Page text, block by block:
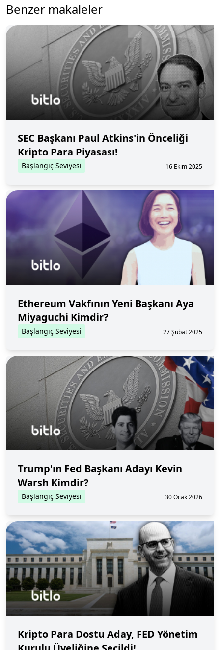
Benzer makaleler
SEC Başkanı Paul Atkins'in Önceliği
Kripto Para Piyasası!
Başlangıç Seviyesi 16 Ekim 2025
Ethereum Vakfının Yeni Başkanı Aya
Miyaguchi Kimdir?
Başlangıç Seviyesi 27 Şubat 2025
Trump'ın Fed Başkanı Adayı Kevin
Warsh Kimdir?
Başlangıç Seviyesi 30 Ocak 2026
Kripto Para Dostu Aday, FED Yönetim